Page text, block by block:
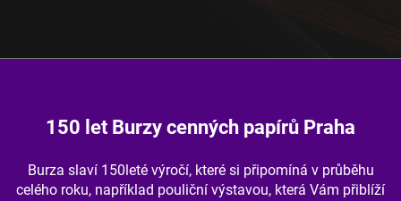
150 let Burzy cenných papírů Praha
Burza slaví 150leté výročí, které si připomíná v průběhu
celého roku, například pouliční výstavou, která Vám přiblíží